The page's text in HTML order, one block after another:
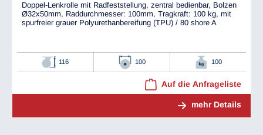
Doppel-Lenkrolle mit Radfeststellung, zentral bedienbar, Bolzen
Ø32x50mm, Raddurchmesser: 100mm, Tragkraft: 100 kg, mit
spurfreier grauer Polyurethanbereifung (TPU) / 80 shore A
116 100 100
Auf die Anfrageliste
mehr Details